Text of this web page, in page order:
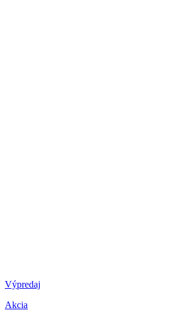
Výpredaj
Akcia